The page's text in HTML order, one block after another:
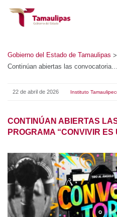
Gobierno del Estado de Tamaulipas>
Continúan abiertas las convocatorias del programa “Convivir es un golazo” del ITCA
22 de abril de 2026 Instituto Tamaulipeco
CONTINÚAN ABIERTAS
PROGRAMA “CONVIVIR ES